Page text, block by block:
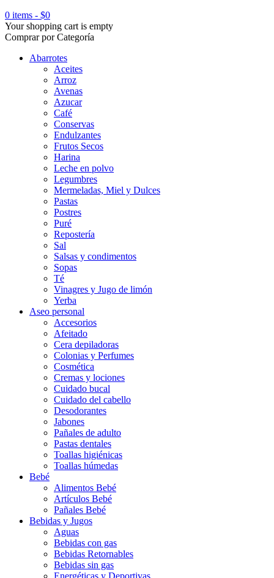
0 items - $0
Your shopping cart is empty
Comprar por Categoría
Abarrotes
Aceites
Arroz
Avenas
Azucar
Café
Conservas
Endulzantes
Frutos Secos
Harina
Leche en polvo
Legumbres
Mermeladas, Miel y Dulces
Pastas
Postres
Puré
Repostería
Sal
Salsas y condimentos
Sopas
Té
Vinagres y Jugo de limón
Yerba
Aseo personal
Accesorios
Afeitado
Cera depiladoras
Colonias y Perfumes
Cosmética
Cremas y lociones
Cuidado bucal
Cuidado del cabello
Desodorantes
Jabones
Pañales de adulto
Pastas dentales
Toallas higiénicas
Toallas húmedas
Bebé
Alimentos Bebé
Artículos Bebé
Pañales Bebé
Bebidas y Jugos
Aguas
Bebidas con gas
Bebidas Retornables
Bebidas sin gas
Energéticas y Deportivas